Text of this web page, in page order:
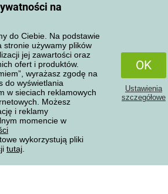
na
do Ciebie. Na podstawie
stronie używamy plików
jej zawartości oraz
ofert i produktów.
wyrażasz zgodę na
do wyświetlania
w sieciach reklamowych
Możesz
i reklamy
momencie w
wykorzystują pliki
tutaj
OK
Ustawienia
szczegółowe